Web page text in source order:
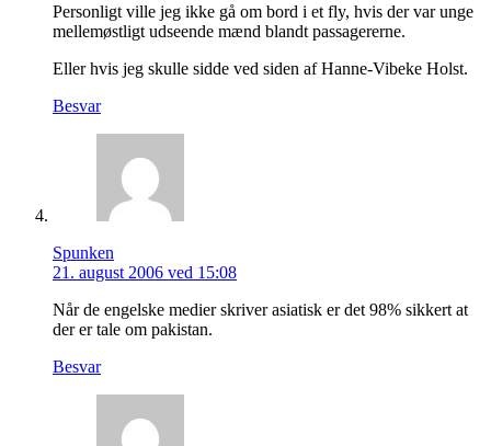
Personligt ville jeg ikke gå om bord i et fly, hvis der var unge
mellemøstligt udseende mænd blandt passagererne.
Eller hvis jeg skulle sidde ved siden af Hanne-Vibeke Holst.
Besvar
Spunken
21. august 2006 ved 15:08
Når de engelske medier skriver asiatisk er det 98% sikkert at
der er tale om pakistan.
Besvar